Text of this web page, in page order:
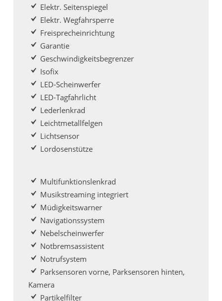
Elektr. Seitenspiegel
Elektr. Wegfahrsperre
Freisprecheinrichtung
Garantie
Geschwindigkeitsbegrenzer
Isofix
LED-Scheinwerfer
LED-Tagfahrlicht
Lederlenkrad
Leichtmetallfelgen
Lichtsensor
Lordosenstütze
Multifunktionslenkrad
Musikstreaming integriert
Müdigkeitswarner
Navigationssystem
Nebelscheinwerfer
Notbremsassistent
Notrufsystem
Parksensoren vorne, Parksensoren hinten,
Kamera
Partikelfilter